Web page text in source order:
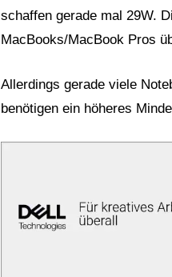
schaffen gerade mal 29W.
MacBooks/MacBook Pros
Allerdings gerade viele
benötigen ein höheres